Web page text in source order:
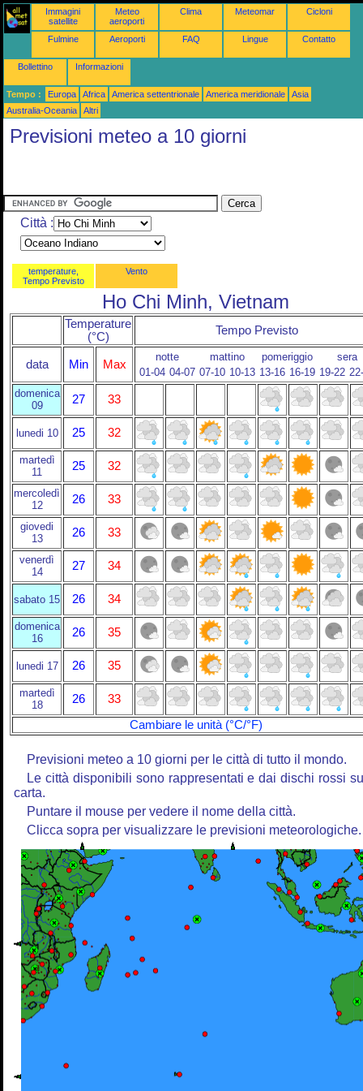
Immagini
satellite
Meteo
aeroporti
Clima Meteomar Cicloni
Fulmine Aeroporti FAQ Lingue Contatto
Bollettino Informazioni
Tempo : Europa Africa America settentrionale America meridionale
Asia
Australia-Oceania
Altri
Previsioni meteo a 10 giorni
Città :
temperature,
Tempo Previsto
Vento
Ho Chi Minh, Vietnam
Temperature
(°C)
Tempo Previsto
data Min Max
notte mattino pomeriggio
sera
01-04 04-07 07-10 10-13 13-16 16-19 19-22
domenica
09
27 33
lunedi 10 25 32
martedì
11
25 32
mercoledì
12
26 33
giovedi
13
26 33
venerdì
14
27 34
sabato 15 26 34
domenica
16
26 35
lunedi 17 26 35
martedì
18
26
33
Cambiare le unità (°C/°F)
Previsioni meteo a 10 giorni per le città di tutto il mondo.
Le città disponibili sono rappresentati e dai dischi rossi
carta.
Puntare il mouse per vedere il nome della città.
Clicca sopra per visualizzare le previsioni meteorologiche.